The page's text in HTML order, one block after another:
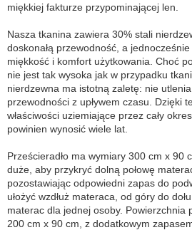
miękkiej fakturze przypominającej len.
Nasza tkanina zawiera 30% stali
doskonałą przewodność, a
miękkość i komfort użytkowania. Choć
nie jest tak wysoka jak w przypadku
nierdzewna ma istotną zaletę: nie
przewodności z upływem czasu. Dzięki
właściwości uziemiające przez cały
powinien wynosić wiele lat.
Prześcieradło ma wymiary 300 cm x 90
duże, aby przykryć dolną połowę
pozostawiając odpowiedni zapas do
ułożyć wzdłuż materaca, od góry do
materac dla jednej osoby. Powierzchnia
200 cm x 90 cm, z dodatkowym